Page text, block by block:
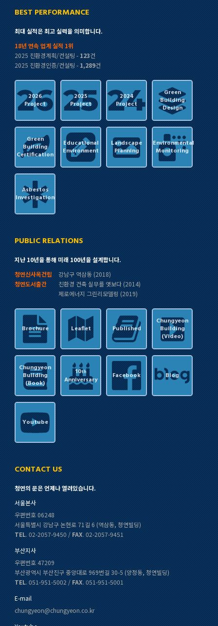
BEST PERFORMANCE
최대 실적은 최고 실력을 의미합니다.
18년 연속 업계 실적 1위
2025 친환경계획/컨설팅 -123건
2025 친환경인증/컨설팅 -1,289건
2026
Project
2025
Project
2024
Project
Green
Building
Design
Green
Building
Certification
Educational
Environment
Landscape
Planning
Environmental
Monitoring
Asbestos
Investigation
PUBLIC RELATIONS
지난 10년을 통해 미래 100년을 설계합니다.
청연신사옥건립
강남구 역삼동 (2018)
청연도서출간
친환경 건축 실무를 엿보다 (2014)
제로에너지 그린리모델링 (2019)
Brochure Leaflet Published
Chungyeon
Building
(Video)
Chungyeon
Building
(Book)
10th
Anniversary Facebook Blog
Youtube
CONTACT US
청연의 문은 언제나 열려있습니다.
서울본사
우편번호 06248
서울특별시 강남구 논현로 71길 6 (역삼동, 청연빌딩)
TEL. 02-2057-9450 /FAX. 02-2057-9451
부산지사
우편번호 47209
부산광역시 부산진구 중앙대로 969번길 30-5 (양정동, 청연빌딩)
TEL. 051-951-5002 /FAX. 051-951-5001
E-mail
chungyeon@chungyeon.co.kr